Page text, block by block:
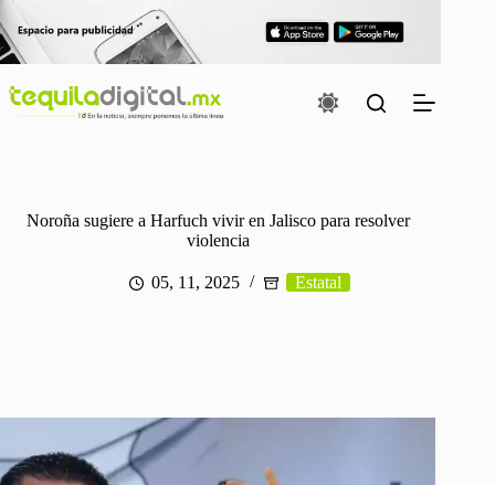
Saltar
al
contenido
Noroña sugiere a Harfuch vivir en Jalisco para resolver
violencia
05, 11, 2025 Estatal